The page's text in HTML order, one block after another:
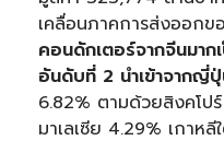
เคลื่อนภาคการส่งออกข
คอนดักเตอร์จากจีนมา
อันดับที่ 2 นำเข้าจากญี่
6.82% ตามด้วยสิงคโป
มาเลเซีย 4.29% เกาห